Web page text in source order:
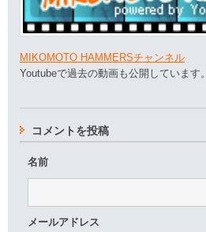
MIKOMOTO HAMMERSチャンネル
Youtubeで過去の動画も公開しています。
コメントを投稿
名前
メールアドレス